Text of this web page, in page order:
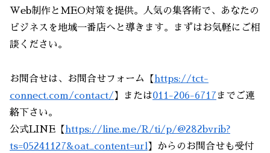
Web制作とMEO対策を提供。人気の集客術で、あなたの
ビジネスを地域一番店へと導きます。まずはお気軽にご相
談ください。
お問合せは、お問合せフォーム【 https://tct-
connect.com/contact/ 】または011-206-6717までご連
絡下さい。
公式LINE【 https://line.me/R/ti/p/@282bvrib?
ts=05241127&oat_content=url 】からのお問合せも受付